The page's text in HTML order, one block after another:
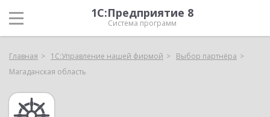
1С:Предприятие 8
Система программ
Главная 1С:Управление нашей фирмой
Выбор партнёра
Магаданская область